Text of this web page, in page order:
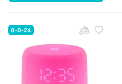
0-0-24